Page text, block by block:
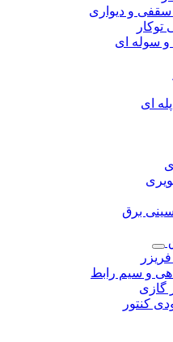
و دیواری
و سوله ای
ای
برق
و سیم رابط
گازی
کنتور